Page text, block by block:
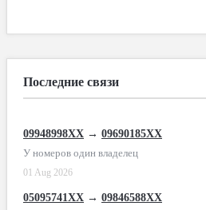
Последние связи
09948998XX → 09690185XX
У номеров один владелец
01 Aug 2026
05095741XX → 09846588XX